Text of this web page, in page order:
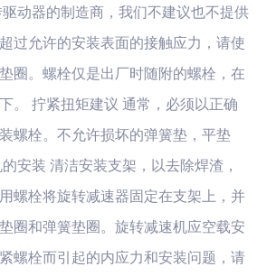
动器的制造商，我们不建议也不提供
过允许的安装表面的接触应力，请使
圈。螺栓仅是出厂时随附的螺栓，在
。 拧紧扭矩建议 通常，必须以正确
螺栓。不允许损坏的弹簧垫，平垫
安装 清洁安装支架，以去除焊渣，
螺栓将旋转减速器固定在支架上，并
圈和弹簧垫圈。旋转减速机应空载安
螺栓而引起的内应力和安装问题，请